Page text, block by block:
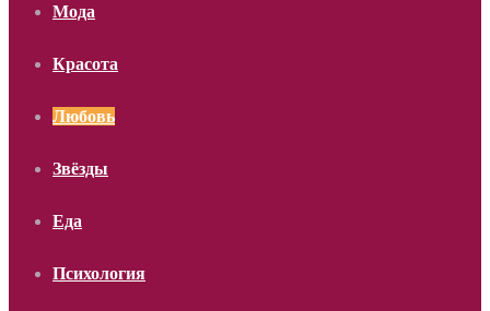
Мода
Красота
Любовь
Звёзды
Еда
Психология